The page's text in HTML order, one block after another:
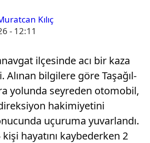
Kılıç
- 12:11
ilçesinde acı bir kaza
Alınan bilgilere göre Taşağıl-
yolunda seyreden otomobil,
hakimiyetini
uçuruma yuvarlandı.
kişi hayatını kaybederken 2